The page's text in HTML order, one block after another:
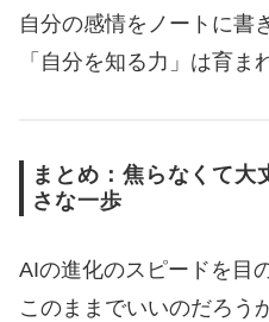
自分の感情をノートに書
「自分を知る力」は育ま
まとめ：焦らなくて大
さな一歩
AIの進化のスピードを目
このままでいいのだろう